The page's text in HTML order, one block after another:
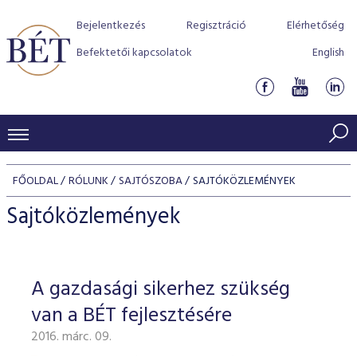
Bejelentkezés Regisztráció
Elérhetőség
Befektetői kapcsolatok
English
KERESKEDÉSI ADATOK
INDEXEK
Jelzáloglevél indexek
Vállalati kötvény indexek
Azonnali Piac
Részvények
Származékos piac
BEFEKTETŐK
Részvény szekció
Hitelpapír szekció
BÉT szabályzatok
Befektetővédelem
Alkalmazott díjstruktúra
Elszámolás
Részvény és vállalati kötvény tőzsdei bevezetését
program
BÉT Xtend - Részvénypiac egyszerűen
TŐZSDETAGOK
Tőzsdetagok, üzletkötők
VENDOROK
FŐOLDAL RÓLUNK SAJTÓSZOBA SAJTÓKÖZLEMÉNYEK
Sajtóközlemények
A gazdasági sikerhez szükség
van a BÉT fejlesztésére
2016. márc. 09.